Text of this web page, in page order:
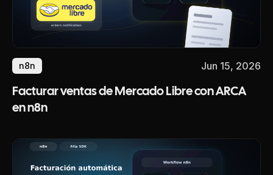
n8n Jun 15, 2026
Facturar ventas de Mercado Libre con ARCA
en n8n